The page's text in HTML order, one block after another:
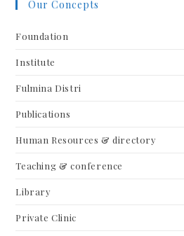
Our Concepts
Foundation
Institute
Fulmina Distri
Publications
Human Resources & directory
Teaching & conference
Library
Private Clinic